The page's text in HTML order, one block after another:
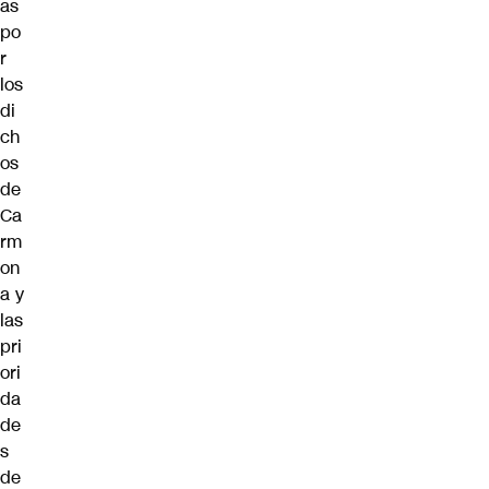
as
po
r
los
di
ch
os
de
Ca
rm
on
a y
las
pri
ori
da
de
s
de